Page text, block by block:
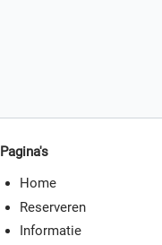
Pagina's
Home
Reserveren
Informatie